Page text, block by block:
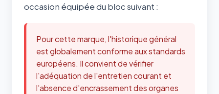
occasion équipée du bloc suivant :
Pour cette marque, l'historique général
est globalement conforme aux standards
européens. Il convient de vérifier
l'adéquation de l'entretien courant et
l'absence d'encrassement des organes